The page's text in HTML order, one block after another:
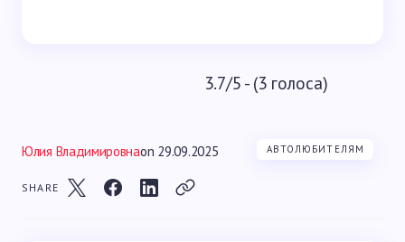
3.7/5 - (3 голоса)
Юлия Владимировнаon 29.09.2025 АВТОЛЮБИТЕЛЯМ
SHARE